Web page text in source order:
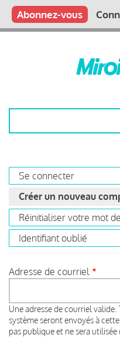
Aller
contenu
Main
Qui sommes nous ?
Vous publiez
Nous publions
Contactez-nous
Abonnez-vous
Primary
tabs
Se connecter
Créer un nouveau
Réinitialiser votre mot
Identifiant oublié
Adresse de courriel
Une adresse de courriel
système seront envoyés à
pas publique et ne sera